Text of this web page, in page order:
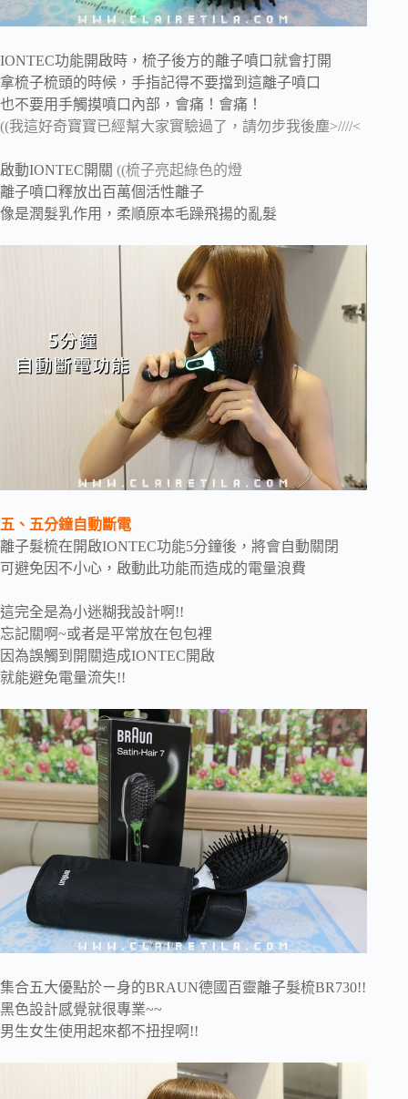
IONTEC功能開啟時，梳子後方的離子噴口就會打開
拿梳子梳頭的時候，手指記得不要擋到這離子噴口
也不要用手觸摸噴口內部，會痛！會痛！
((我這好奇寶寶已經幫大家實驗過了，請勿步我後塵>////<
啟動IONTEC開關 ((梳子亮起綠色的燈
離子噴口釋放出百萬個活性離子
像是潤髮乳作用，柔順原本毛躁飛揚的亂髮
五、五分鐘自動斷電
離子髮梳在開啟IONTEC功能5分鐘後，將會自動關閉
可避免因不小心，啟動此功能而造成的電量浪費
這完全是為小迷糊我設計啊!!
忘記關啊~或者是平常放在包包裡
因為誤觸到開關造成IONTEC開啟
就能避免電量流失!!
集合五大優點於ㄧ身的BRAUN德國百靈離子髮梳BR730!!
黑色設計感覺就很專業~~
男生女生使用起來都不扭捏啊!!